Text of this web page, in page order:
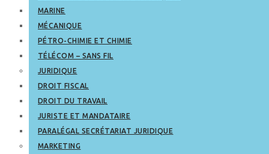
MARINE
MÉCANIQUE
PÉTRO-CHIMIE ET CHIMIE
TÉLÉCOM – SANS FIL
JURIDIQUE
DROIT FISCAL
DROIT DU TRAVAIL
JURISTE ET MANDATAIRE
PARALÉGAL SECRÉTARIAT JURIDIQUE
MARKETING